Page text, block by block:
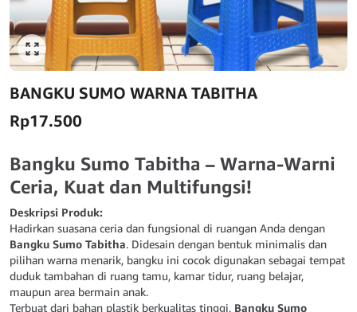
Click to enlarge
BANGKU SUMO WARNA TABITHA
Rp17.500
Bangku Sumo Tabitha – Warna-Warni
Ceria, Kuat dan Multifungsi!
Deskripsi Produk:
Hadirkan suasana ceria dan fungsional di ruangan Anda dengan
Bangku Sumo Tabitha. Didesain dengan bentuk minimalis dan
pilihan warna menarik, bangku ini cocok digunakan sebagai tempat
duduk tambahan di ruang tamu, kamar tidur, ruang belajar,
maupun area bermain anak.
Terbuat dari bahan plastik berkualitas tinggi, Bangku Sumo